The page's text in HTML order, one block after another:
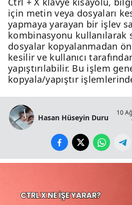
için metin veya dosyaları
yapmaya yarayan bir işlev
kombinasyonu kullanılarak
dosyalar kopyalanmadan
kesilir ve kullanıcı
yapıştırılabilir. Bu işlem
kopyala/yapıştır
Hasan Hüseyin Duru
10